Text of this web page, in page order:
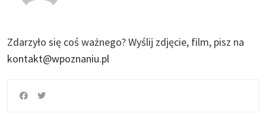
Zdarzyło się coś ważnego?Wyślij zdjęcie, film, pisz na
kontakt@wpoznaniu.pl